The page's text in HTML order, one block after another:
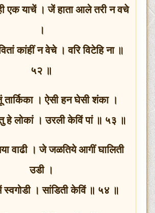
एक याचें । जें हाता आले तरी न वचे
।
कांहीं न वेचे । वरि विटेहि ना ॥
५२ ॥
। ऐसी हन घेसी शंका ।
हे लोकां । उरली केविं पां ॥ ५३ ॥
वाढी । जे जळतिये आगीं घालिती
उडी ।
स्वगोडी । सांडिती केविं ॥ ५४ ॥